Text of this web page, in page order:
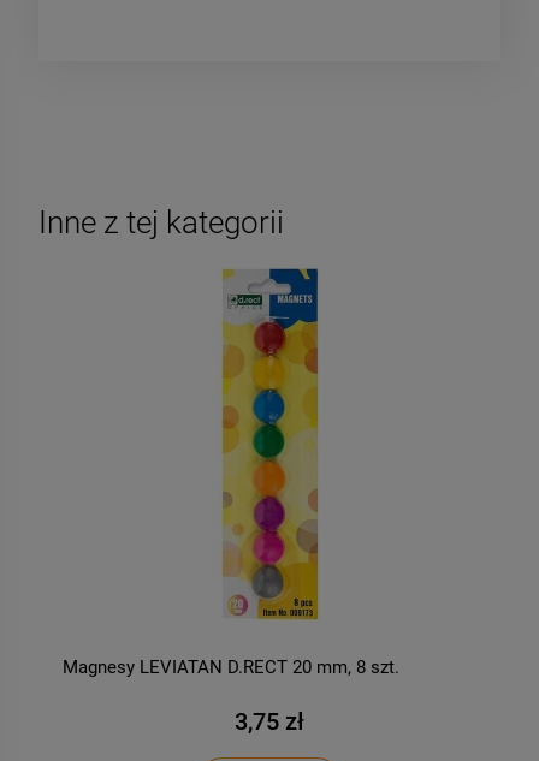
Inne z tej kategorii
Magnesy LEVIATAN D.RECT 20 mm, 8 szt.
3,75 zł